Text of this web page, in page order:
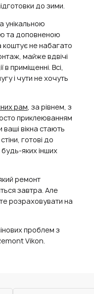
до зими.
унікальною
та доповненою
не набагато
майже вдвічі
приміщенні. Всі,
і чути не хочуть
рам , за рівнем, з
приклеюванням
ваші вікна стають
готові до
яких інших
ремонт
завтра. Але
розраховувати на
проблем з
Vikon.